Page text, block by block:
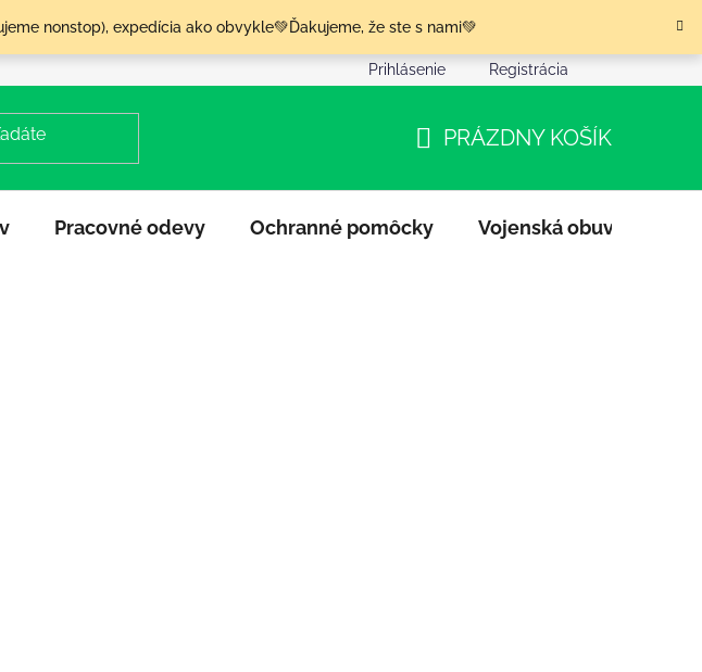
nonstop), expedícia ako obvykle💚Ďakujeme, že ste s nami💚
Podmienky ochrany osobných údajov
Prihlásenie Registrácia
KOŠÍK
PRÁZDNY KOŠÍK
Pracovné odevy Ochranné pomôcky Vojenská obuv